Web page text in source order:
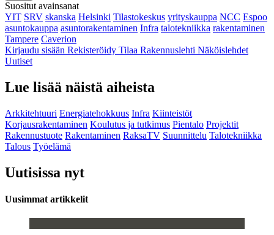
Suositut avainsanat
YIT SRV skanska Helsinki Tilastokeskus yrityskauppa NCC Espoo
asuntokauppa asuntorakentaminen Infra talotekniikka rakentaminen
Tampere Caverion
Kirjaudu sisään Rekisteröidy Tilaa Rakennuslehti Näköislehdet
Uutiset
Lue lisää näistä aiheista
Arkkitehtuuri Energiatehokkuus Infra Kiinteistöt
Korjausrakentaminen Koulutus ja tutkimus Pientalo Projektit
Rakennustuote Rakentaminen RaksaTV Suunnittelu Talotekniikka
Talous Työelämä
Uutisissa nyt
Uusimmat artikkelit